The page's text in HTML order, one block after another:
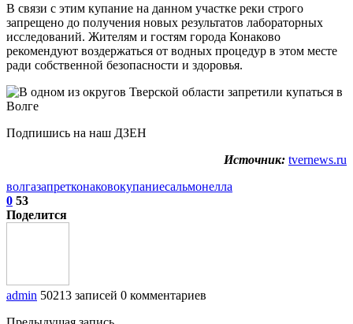
В связи с этим купание на данном участке реки строго
запрещено до получения новых результатов лабораторных
исследований. Жителям и гостям города Конаково
рекомендуют воздержаться от водных процедур в этом месте
ради собственной безопасности и здоровья.
Подпишись на наш ДЗЕН
Источник: tvernews.ru
волгазапретконаковокупаниесальмонелла
0 53
Поделится
admin 50213 записей 0 комментариев